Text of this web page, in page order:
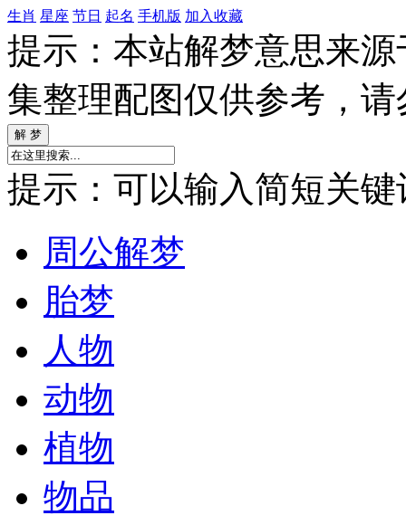
生肖 星座 节日 起名 手机版 加入收藏
提示：本站解梦意思来
集整理配图仅供参考，
提示：可以输入简短关键
周公解梦
胎梦
人物
动物
植物
物品